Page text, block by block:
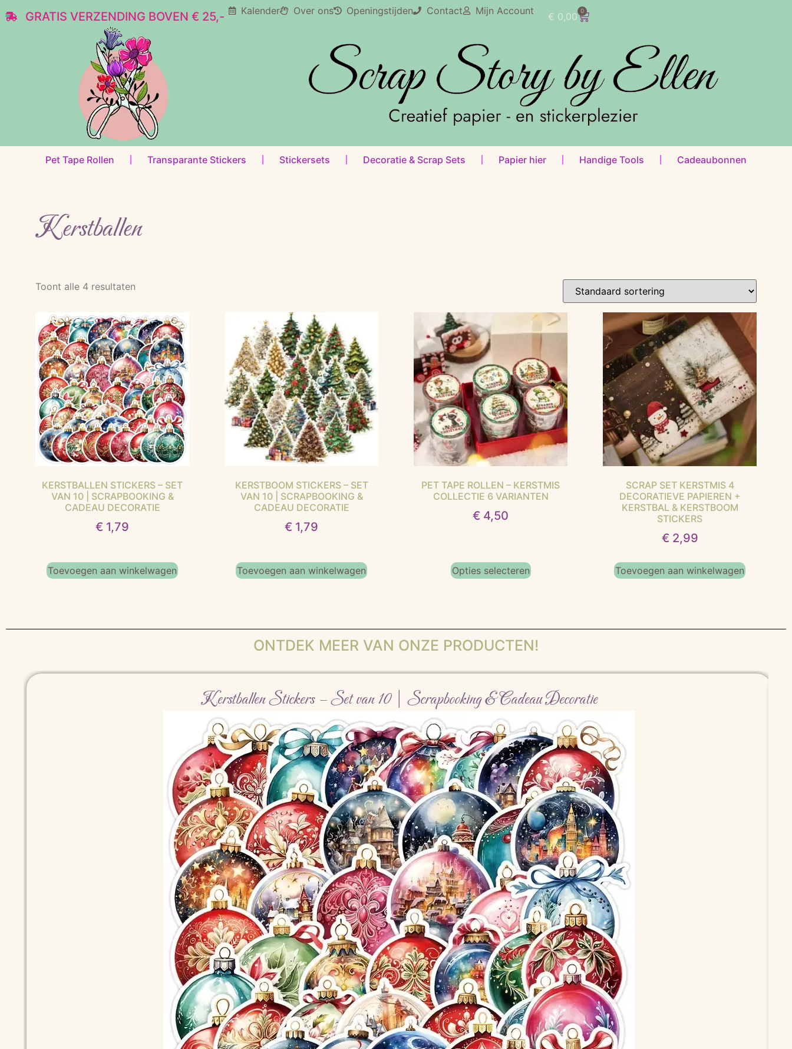
GRATIS VERZENDING BOVEN € 25,- Kalender Over ons Openingstijden Contact Mijn Account € 0,00 0
Pet Tape Rollen Transparante Stickers Stickersets Decoratie & Scrap Sets Papier hier Handige Tools Cadeaubonnen
Kerstballen
Toont alle 4 resultaten
KERSTBALLEN STICKERS – SET
VAN 10 | SCRAPBOOKING &
CADEAU DECORATIE
€ 1,79
Toevoegen aan winkelwagen
KERSTBOOM STICKERS – SET
VAN 10 | SCRAPBOOKING &
CADEAU DECORATIE
€ 1,79
Toevoegen aan winkelwagen
PET TAPE ROLLEN – KERSTMIS
COLLECTIE 6 VARIANTEN
€ 4,50
Opties selecteren
SCRAP SET KERSTMIS 4
DECORATIEVE PAPIEREN +
KERSTBAL & KERSTBOOM
STICKERS
€ 2,99
Toevoegen aan winkelwagen
ONTDEK MEER VAN ONZE PRODUCTEN!
Kerstballen Stickers – Set van 10 | Scrapbooking & Cadeau Decoratie